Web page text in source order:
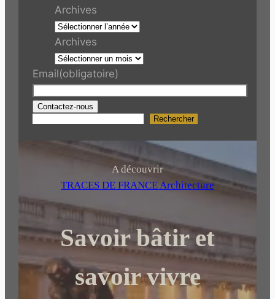
Archives
Archives
Email(obligatoire)
Contactez-nous
R
r
h
r
Rechercher
A découvrir
TRACES DE FRANCE Architecture
Savoir bâtir et
savoir vivre